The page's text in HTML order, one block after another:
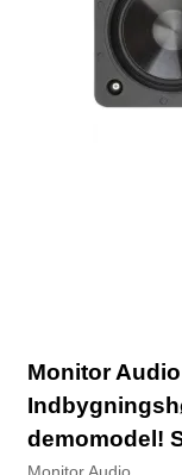
Monitor
demomodel!